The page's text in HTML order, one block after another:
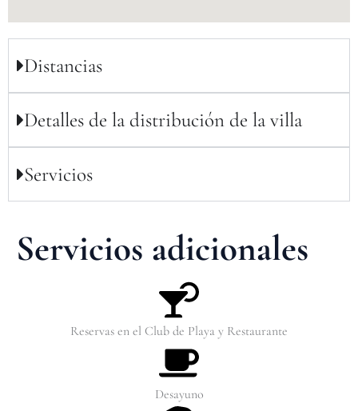
Distancias
Detalles de la distribución de la villa
Servicios
Servicios adicionales
Reservas en el Club de Playa y Restaurante
Desayuno